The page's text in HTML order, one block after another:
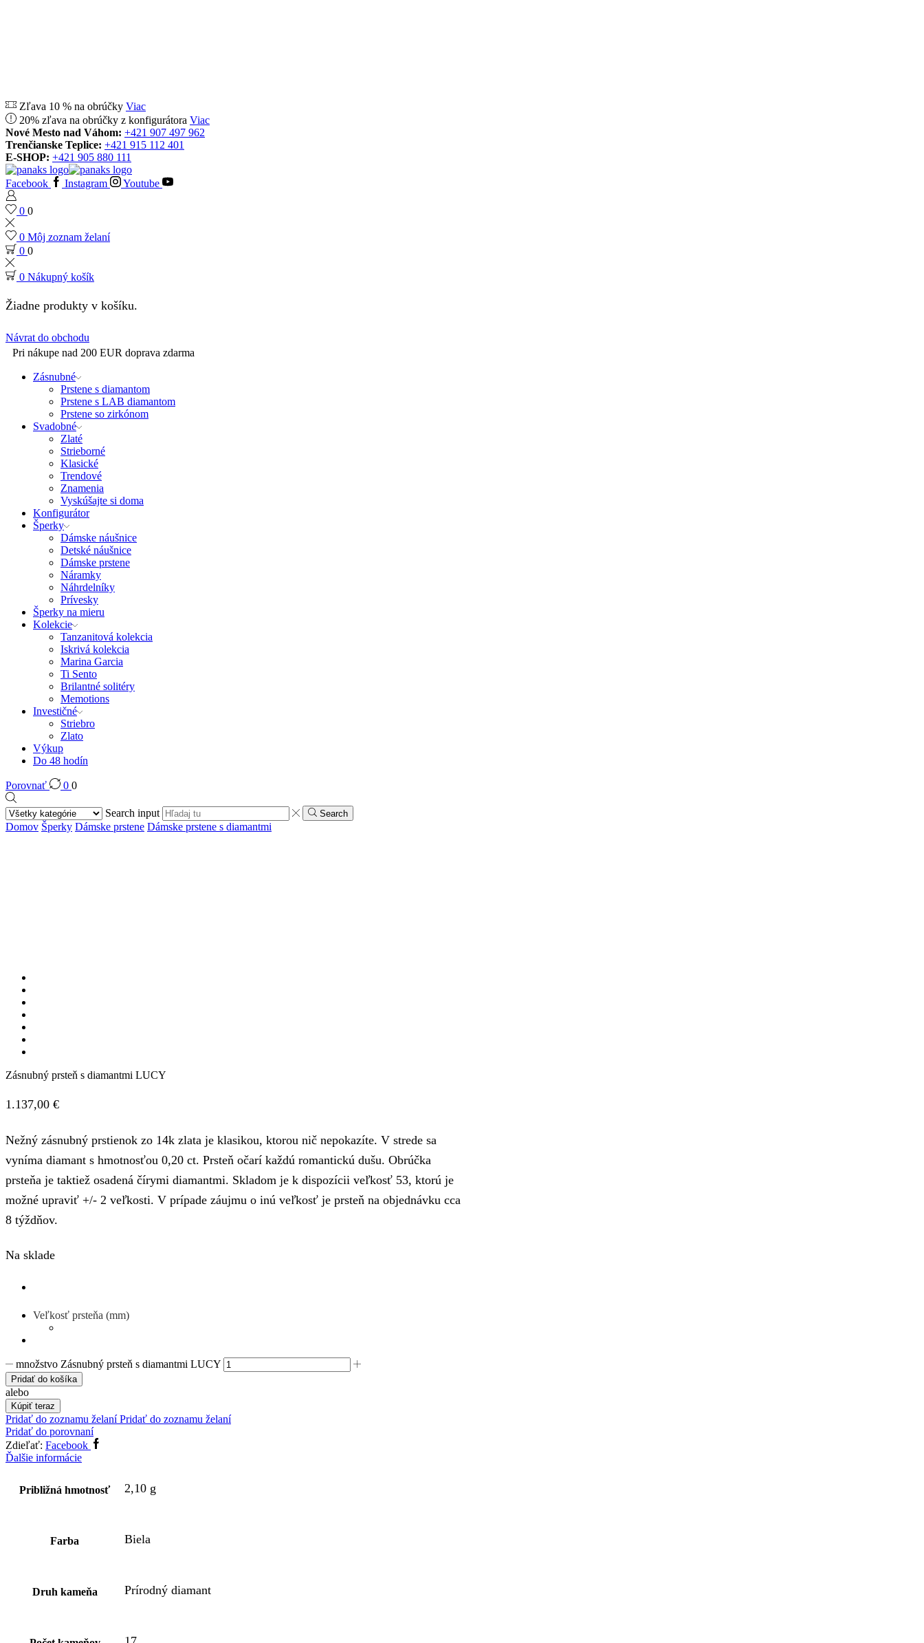
Zľava 10 % na obrúčky Viac
20% zľava na obrúčky z konfigurátora Viac
Nové Mesto nad Váhom: +421 907 497 962
Trenčianske Teplice: +421 915 112 401
E-SHOP: +421 905 880 111
Facebook Instagram Youtube
0 0
0 Môj zoznam želaní
0 0
0 Nákupný košík
Žiadne produkty v košíku.
Návrat do obchodu
Pri nákupe nad 200 EUR doprava zdarma
Zásnubné
Prstene s diamantom
Prstene s LAB diamantom
Prstene so zirkónom
Svadobné
Zlaté
Strieborné
Klasické
Trendové
Znamenia
Vyskúšajte si doma
Konfigurátor
Šperky
Dámske náušnice
Detské náušnice
Dámske prstene
Náramky
Náhrdelníky
Prívesky
Šperky na mieru
Kolekcie
Tanzanitová kolekcia
Iskrivá kolekcia
Marina Garcia
Ti Sento
Brilantné solitéry
Memotions
Investičné
Striebro
Zlato
Výkup
Do 48 hodín
Porovnať 0 0
Search input Search
Domov Šperky Dámske prstene Dámske prstene s diamantmi
Zásnubný prsteň s diamantmi LUCY
1.137,00 €
Nežný zásnubný prstienok zo 14k zlata je klasikou, ktorou nič nepokazíte. V strede sa
vyníma diamant s hmotnosťou 0,20 ct. Prsteň očarí každú romantickú dušu. Obrúčka
prsteňa je taktiež osadená čírymi diamantmi. Skladom je k dispozícii veľkosť 53, ktorú je
možné upraviť +/- 2 veľkosti. V prípade záujmu o inú veľkosť je prsteň na objednávku cca
8 týždňov.
Na sklade
Veľkosť prsteňa (mm)
množstvo Zásnubný prsteň s diamantmi LUCY
Pridať do košíka
alebo
Kúpiť teraz
Pridať do zoznamu želaní Pridať do zoznamu želaní
Pridať do porovnaní
Zdieľať: Facebook
Ďalšie informácie
Približná hmotnosť 2,10 g
Farba Biela
Druh kameňa Prírodný diamant